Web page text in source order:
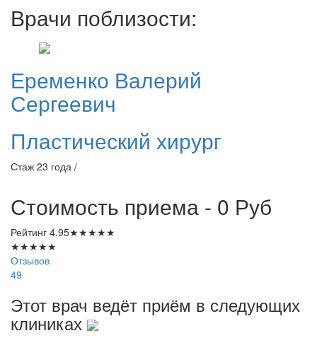
Врачи поблизости:
Еременко Валерий
Сергеевич
Пластический хирург
Стаж 23 года /
Стоимость приема - 0 Руб
Рейтинг 4.95★★★★★
★★★★★
Отзывов
49
Этот врач ведёт приём в следующих
клиниках